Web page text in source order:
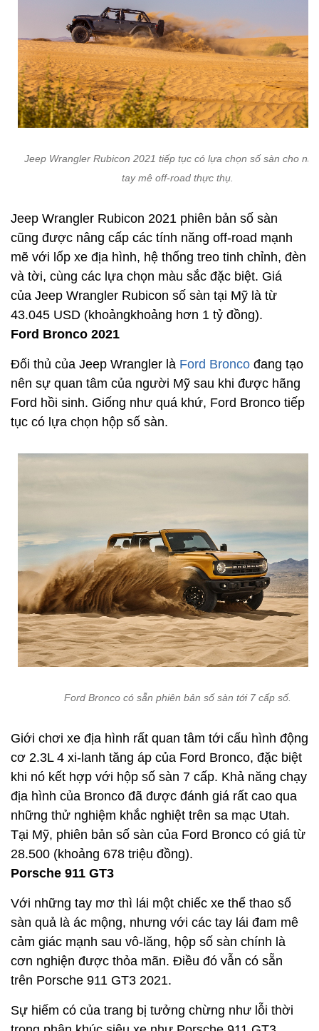
Jeep Wrangler Rubicon 2021 tiếp tục có lựa chọn số sàn cho
tay mê off-road thực thụ.
Jeep Wrangler Rubicon 2021 phiên bản số sàn
cũng được nâng cấp các tính năng off-road mạnh
mẽ với lốp xe địa hình, hệ thống treo tinh chỉnh, đèn
và tời, cùng các lựa chọn màu sắc đặc biệt. Giá
của Jeep Wrangler Rubicon số sàn tại Mỹ là từ
43.045 USD (khoảngkhoảng hơn 1 tỷ đồng).
Ford Bronco 2021
Đối thủ của Jeep Wrangler là Ford Bronco đang tạo
nên sự quan tâm của người Mỹ sau khi được hãng
Ford hồi sinh. Giống như quá khứ, Ford Bronco tiếp
tục có lựa chọn hộp số sàn.
Ford Bronco có sẵn phiên bản số sàn tới 7 cấp số.
Giới chơi xe địa hình rất quan tâm tới cấu hình động
cơ 2.3L 4 xi-lanh tăng áp của Ford Bronco, đặc biệt
khi nó kết hợp với hộp số sàn 7 cấp. Khả năng chạy
địa hình của Bronco đã được đánh giá rất cao qua
những thử nghiệm khắc nghiệt trên sa mạc Utah.
Tại Mỹ, phiên bản số sàn của Ford Bronco có giá từ
28.500 (khoảng 678 triệu đồng).
Porsche 911 GT3
Với những tay mơ thì lái một chiếc xe thể thao số
sàn quả là ác mộng, nhưng với các tay lái đam mê
cảm giác mạnh sau vô-lăng, hộp số sàn chính là
cơn nghiện được thỏa mãn. Điều đó vẫn có sẵn
trên Porsche 911 GT3 2021.
Sự hiếm có của trang bị tưởng chừng như lỗi thời